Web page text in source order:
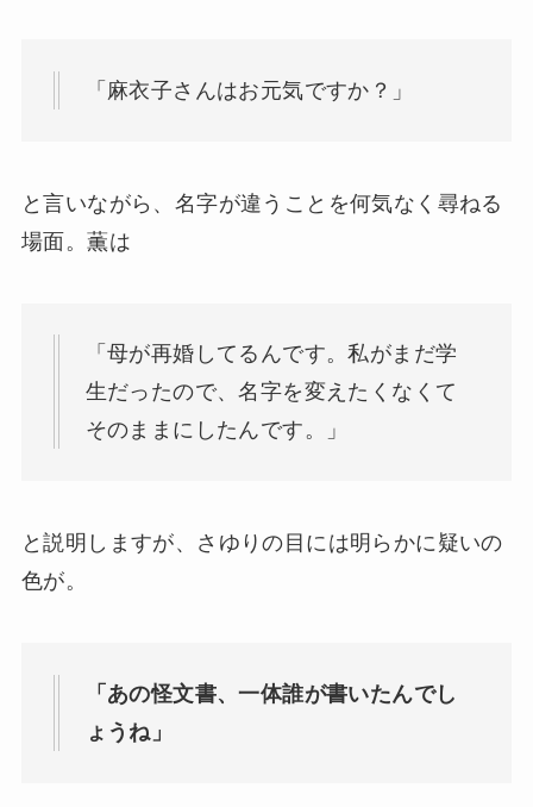
「麻衣子さんはお元気ですか？」
と言いながら、名字が違うことを何気なく尋ねる
場面。薫は
「母が再婚してるんです。私がまだ学
生だったので、名字を変えたくなくて
そのままにしたんです。」
と説明しますが、さゆりの目には明らかに疑いの
色が。
「あの怪文書、一体誰が書いたんでし
ょうね」